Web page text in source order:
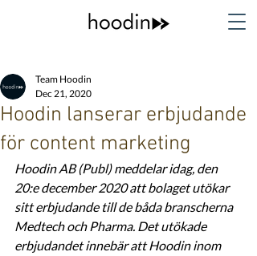
Hoodin lanserar erbjudande
för content marketing
Team Hoodin
Dec 21, 2020
Hoodin AB (Publ) meddelar idag, den
20:e december 2020 att bolaget utökar
sitt erbjudande till de båda branscherna
Medtech och Pharma. Det utökade
erbjudandet innebär att Hoodin inom